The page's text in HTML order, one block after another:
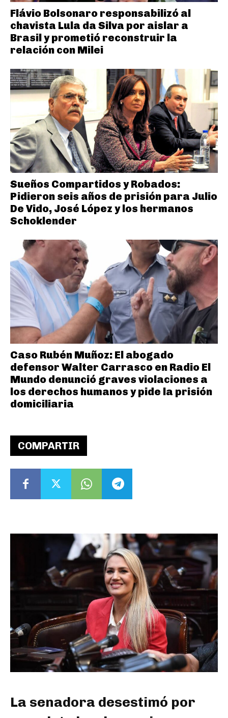
COMPARTIR
La senadora desestimó por
Flávio Bolsonaro responsabilizó al
chavista Lula da Silva por aislar a
Brasil y prometió reconstruir la
relación con Milei
Sueños Compartidos y Robados:
Pidieron seis años de prisión para Julio
De Vido, José López y los hermanos
Schoklender
Caso Rubén Muñoz: El abogado
defensor Walter Carrasco en Radio El
Mundo denunció graves violaciones a
los derechos humanos y pide la prisión
domiciliaria